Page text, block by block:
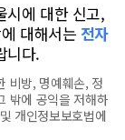
시에 대한 신고,
대해서는 전자
니다.
비방, 명예훼손, 정
밖에 공익을 저해하
개인정보보호법에